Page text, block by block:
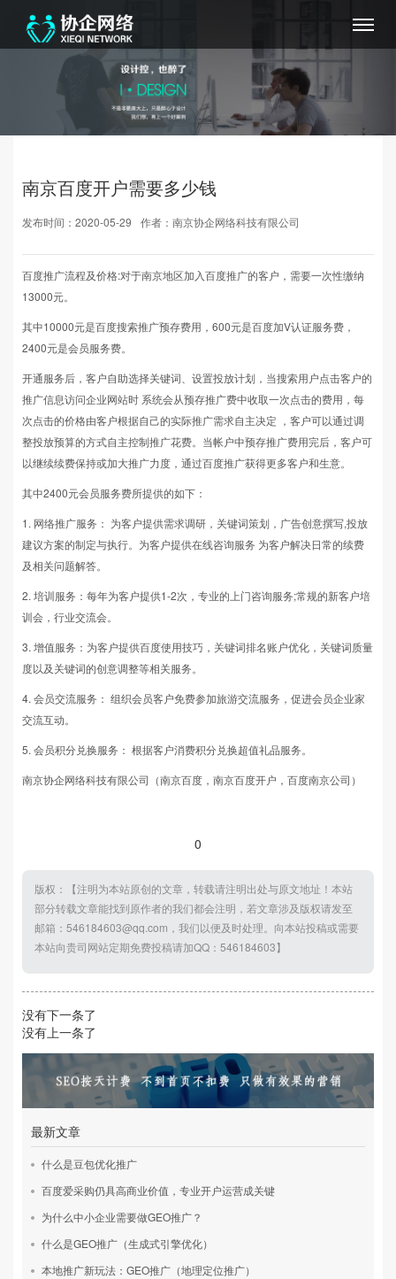
南京百度开户需要多少钱
发布时间：2020-05-29 作者：南京协企网络科技有限公司
百度推广流程及价格:对于南京地区加入百度推广的客户，需要一次性缴纳
13000元。
其中10000元是百度搜索推广预存费用，600元是百度加V认证服务费，
2400元是会员服务费。
开通服务后，客户自助选择关键词、设置投放计划，当搜索用户点击客户的
推广信息访问企业网站时 系统会从预存推广费中收取一次点击的费用，每
次点击的价格由客户根据自己的实际推广需求自主决定 ，客户可以通过调
整投放预算的方式自主控制推广花费。当帐户中预存推广费用完后，客户可
以继续续费保持或加大推广力度，通过百度推广获得更多客户和生意。
其中2400元会员服务费所提供的如下：
1. 网络推广服务： 为客户提供需求调研，关键词策划，广告创意撰写,投放
建议方案的制定与执行。为客户提供在线咨询服务 为客户解决日常的续费
及相关问题解答。
2. 培训服务：每年为客户提供1-2次，专业的上门咨询服务;常规的新客户培
训会，行业交流会。
3. 增值服务：为客户提供百度使用技巧，关键词排名账户优化，关键词质量
度以及关键词的创意调整等相关服务。
4. 会员交流服务： 组织会员客户免费参加旅游交流服务，促进会员企业家
交流互动。
5. 会员积分兑换服务： 根据客户消费积分兑换超值礼品服务。
南京协企网络科技有限公司（南京百度，南京百度开户，百度南京公司）
0
版权：【注明为本站原创的文章，转载请注明出处与原文地址！本站
部分转载文章能找到原作者的我们都会注明，若文章涉及版权请发至
邮箱：546184603@qq.com，我们以便及时处理。向本站投稿或需要
本站向贵司网站定期免费投稿请加QQ：546184603】
没有下一条了
没有上一条了
最新文章
什么是豆包优化推广
百度爱采购仍具高商业价值，专业开户运营成关键
为什么中小企业需要做GEO推广？
什么是GEO推广（生成式引擎优化）
本地推广新玩法：GEO推广（地理定位推广）